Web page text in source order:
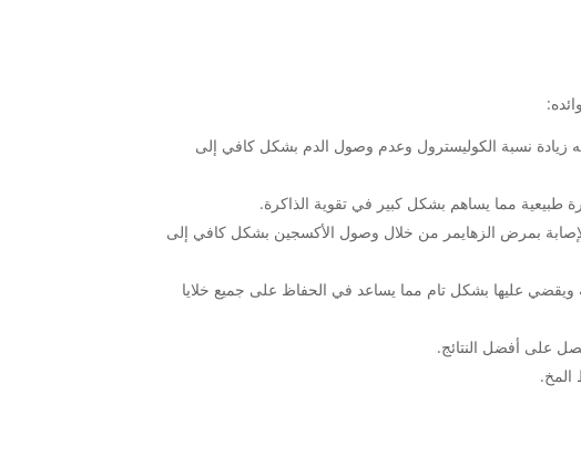
زيادة نسبة الكوليسترول وعدم وصول الدم بشكل كافي إلى
طبيعية مما يساهم بشكل كبير في تقوية الذاكرة.
بمرض الزهايمر من خلال وصول الأكسجين بشكل كافي إلى
ويقضي عليها بشكل تام مما يساعد في الحفاظ على جميع خلايا
على أفضل النتائج.
المخ.